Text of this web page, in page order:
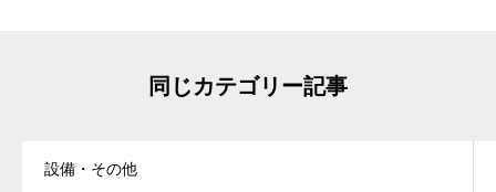
同じカテゴリー記事
設備・その他